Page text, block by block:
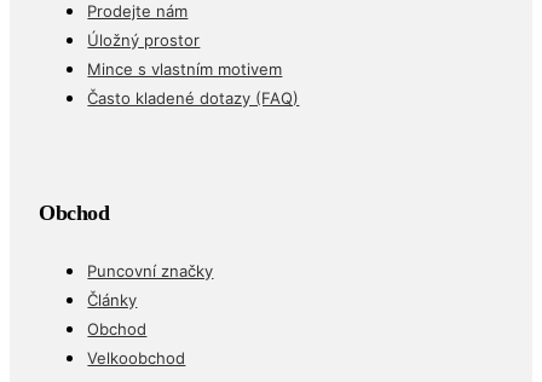
Prodejte nám
Úložný prostor
Mince s vlastním motivem
Často kladené dotazy (FAQ)
Obchod
Puncovní značky
Články
Obchod
Velkoobchod